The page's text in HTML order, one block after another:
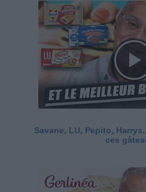
Savane, LU, Pepito,
ces